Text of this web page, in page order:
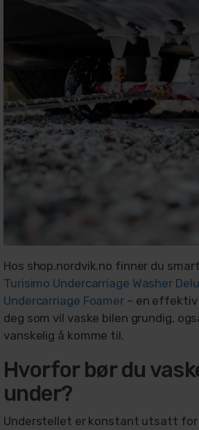
Hos shop.nordvik.no finner du
Turisimo Undercarriage Washer
Undercarriage Foamer – en
deg som vil vaske bilen grundig,
vanskelig å komme til.
Hvorfor bør du
under?
Understellet er konstant utsatt for